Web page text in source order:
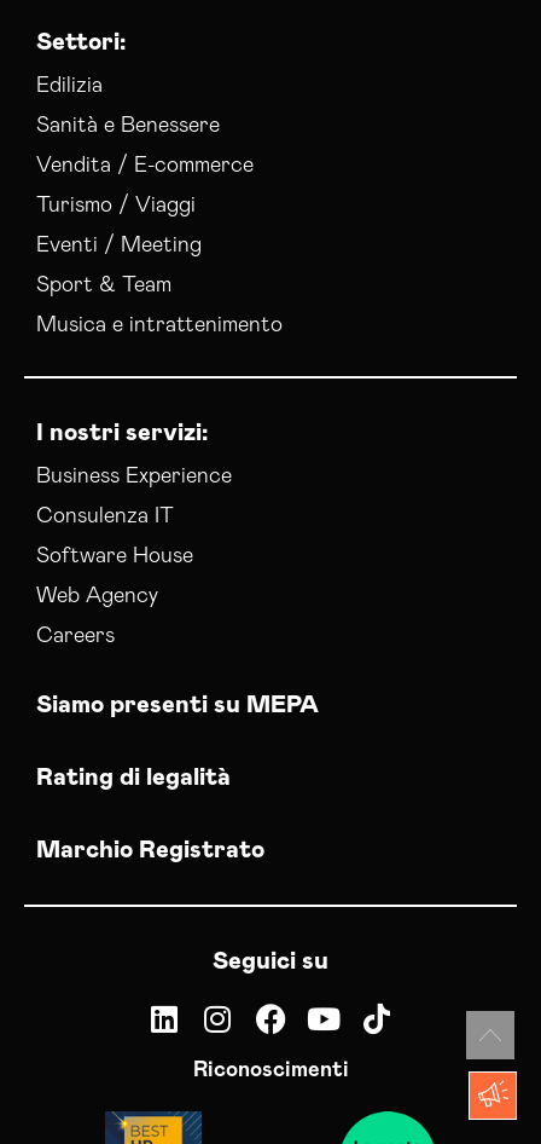
Settori:
Edilizia
Sanità e Benessere
Vendita / E-commerce
Turismo / Viaggi
Eventi / Meeting
Sport & Team
Musica e intrattenimento
I nostri servizi:
Business Experience
Consulenza IT
Software House
Web Agency
Careers
Siamo presenti su MEPA
Rating di legalità
Marchio Registrato
Seguici su
Riconoscimenti